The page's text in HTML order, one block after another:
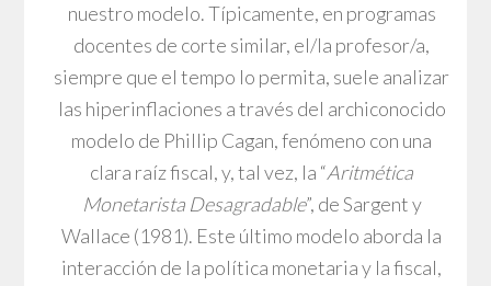
nuestro modelo. Típicamente, en programas
docentes de corte similar, el/la profesor/a,
siempre que el tempo lo permita, suele analizar
las hiperinflaciones a través del archiconocido
modelo de Phillip Cagan, fenómeno con una
clara raíz fiscal, y, tal vez, la “Aritmética
Monetarista Desagradable”, de Sargent y
Wallace (1981). Este último modelo aborda la
interacción de la política monetaria y la fiscal,